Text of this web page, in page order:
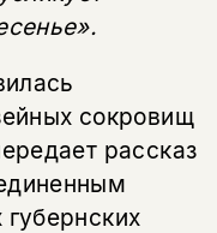
сокровищ
рассказ